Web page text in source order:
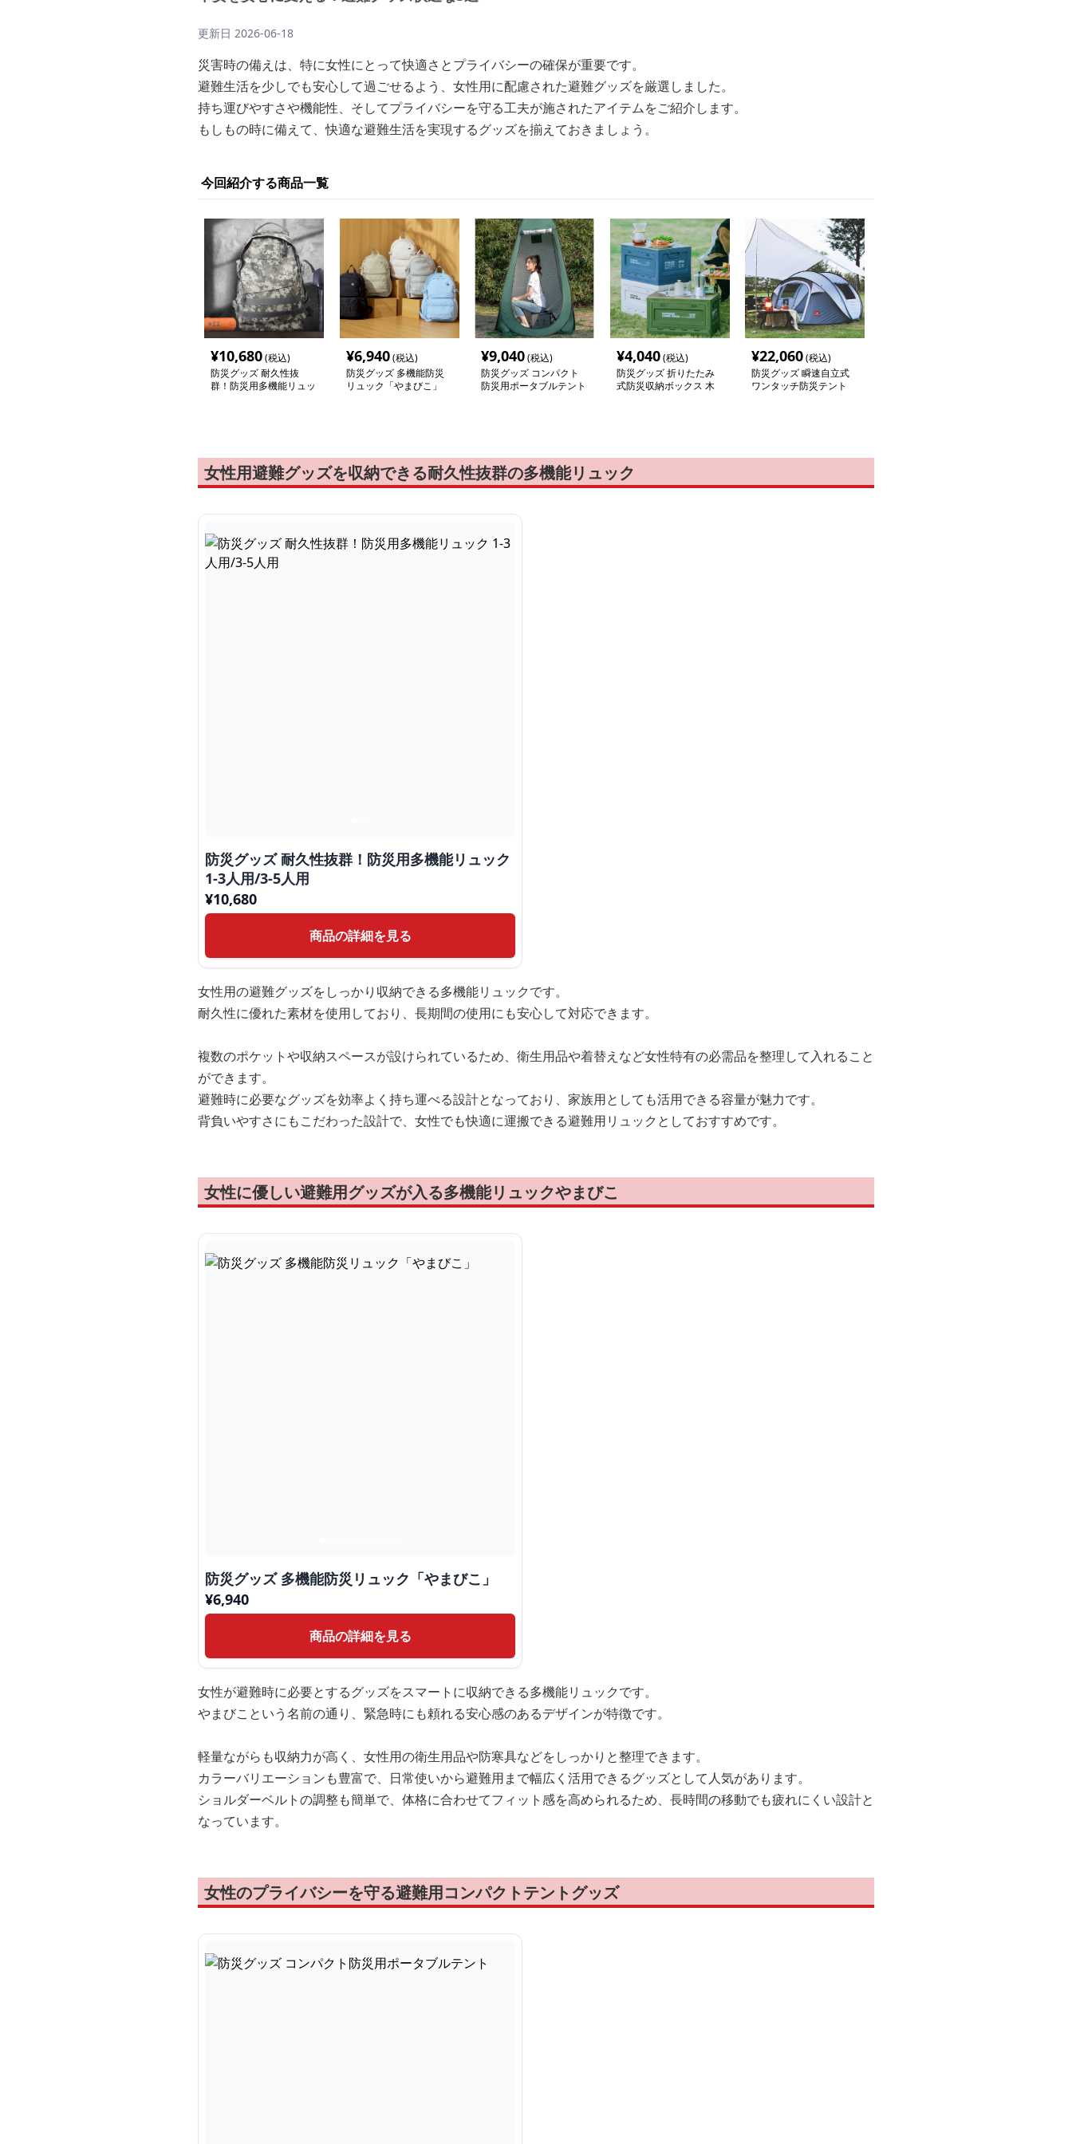
更新日 2026-06-18
災害時の備えは、特に女性にとって快適さとプライバシーの確保が重要です。
避難生活を少しでも安心して過ごせるよう、女性用に配慮された避難グッズを厳選しました。
持ち運びやすさや機能性、そしてプライバシーを守る工夫が施されたアイテムをご紹介します。
もしもの時に備えて、快適な避難生活を実現するグッズを揃えておきましょう。
今回紹介する商品一覧
¥10,680(税込)
防災グッズ 耐久性抜
群！防災用多機能リュッ
¥6,940(税込)
防災グッズ 多機能防災
リュック「やまびこ」
¥9,040(税込)
防災グッズ コンパクト
防災用ポータブルテント
¥4,040(税込)
防災グッズ 折りたたみ
式防災収納ボックス 木
¥22,060(税込)
防災グッズ 瞬速自立式
ワンタッチ防災テント
女性用避難グッズを収納できる耐久性抜群の多機能リュック
防災グッズ 耐久性抜群！防災用多機能リュック
1-3人用/3-5人用
¥10,680
商品の詳細を見る
女性用の避難グッズをしっかり収納できる多機能リュックです。
耐久性に優れた素材を使用しており、長期間の使用にも安心して対応できます。
複数のポケットや収納スペースが設けられているため、衛生用品や着替えなど女性特有の必需品を整理して入れること
ができます。
避難時に必要なグッズを効率よく持ち運べる設計となっており、家族用としても活用できる容量が魅力です。
背負いやすさにもこだわった設計で、女性でも快適に運搬できる避難用リュックとしておすすめです。
女性に優しい避難用グッズが入る多機能リュックやまびこ
防災グッズ 多機能防災リュック「やまびこ」
¥6,940
商品の詳細を見る
女性が避難時に必要とするグッズをスマートに収納できる多機能リュックです。
やまびこという名前の通り、緊急時にも頼れる安心感のあるデザインが特徴です。
軽量ながらも収納力が高く、女性用の衛生用品や防寒具などをしっかりと整理できます。
カラーバリエーションも豊富で、日常使いから避難用まで幅広く活用できるグッズとして人気があります。
ショルダーベルトの調整も簡単で、体格に合わせてフィット感を高められるため、長時間の移動でも疲れにくい設計と
なっています。
女性のプライバシーを守る避難用コンパクトテントグッズ